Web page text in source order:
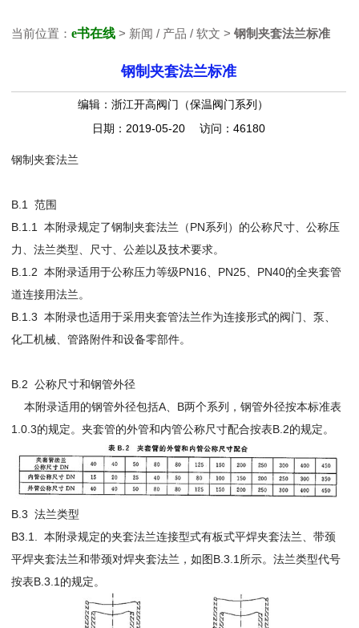
当前位置：e书在线 > 新闻 / 产品 / 软文 >钢制夹套法兰标准
钢制夹套法兰标准
编辑：浙江开高阀门（保温阀门系列）
日期：2019-05-20 访问：46180
钢制夹套法兰
B.1 范围
B.1.1 本附录规定了钢制夹套法兰（PN系列）的公称尺寸、公称压
力、法兰类型、尺寸、公差以及技术要求。
B.1.2 本附录适用于公称压力等级PN16、PN25、PN40的全夹套管
道连接用法兰。
B.1.3 本附录也适用于采用夹套管法兰作为连接形式的阀门、泵、
化工机械、管路附件和设备零部件。
B.2 公称尺寸和钢管外径
本附录适用的钢管外径包括A、B两个系列，钢管外径按本标准表
1.0.3的规定。夹套管的外管和内管公称尺寸配合按表B.2的规定。
B.3 法兰类型
B3.1. 本附录规定的夹套法兰连接型式有板式平焊夹套法兰、带颈
平焊夹套法兰和带颈对焊夹套法兰，如图B.3.1所示。法兰类型代号
按表B.3.1的规定。